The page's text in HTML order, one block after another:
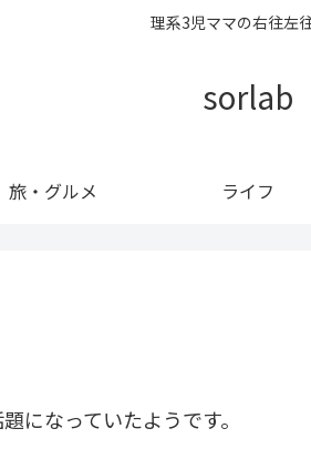
理系3児ママの右往左
sorlab
旅・グルメ ライフ
になっていたようです。